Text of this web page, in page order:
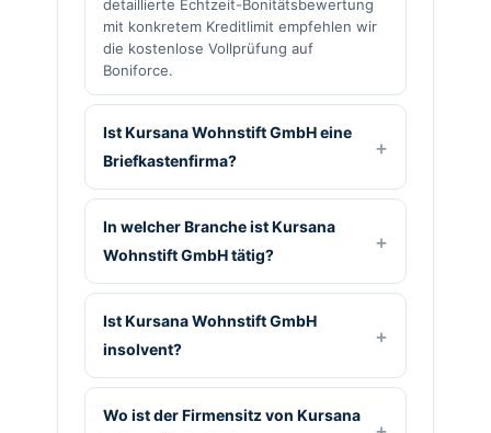
detaillierte Echtzeit-Bonitätsbewertung
mit konkretem Kreditlimit empfehlen wir
die kostenlose Vollprüfung auf
Boniforce.
Ist Kursana Wohnstift GmbH eine
Briefkastenfirma?
In welcher Branche ist Kursana
Wohnstift GmbH tätig?
Ist Kursana Wohnstift GmbH
insolvent?
Wo ist der Firmensitz von Kursana